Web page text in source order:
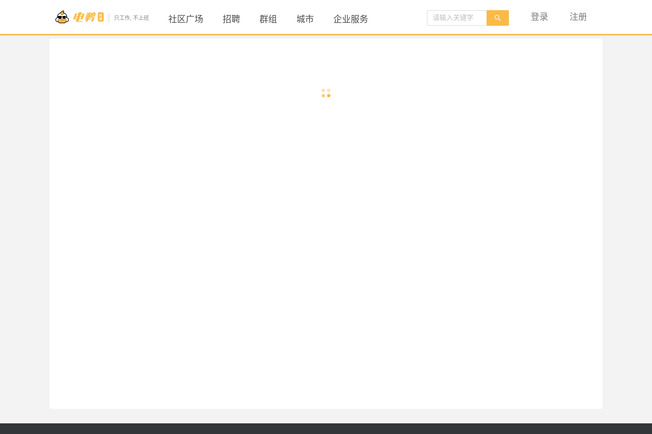
只工作, 不上班 社区广场 招聘 群组 城市 企业服务 登录 注册